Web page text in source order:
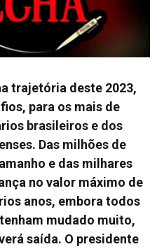
trajetória deste 2023,
para os mais de
brasileiros e dos
Das milhões de
e das milhares
no valor máximo de
anos, embora todos
mudado muito,
saída. O presidente